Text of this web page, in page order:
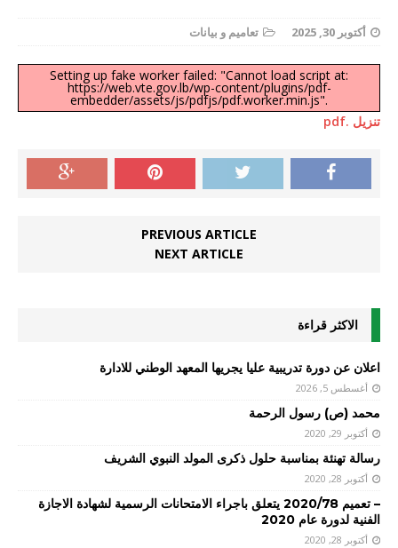
أكتوبر 30, 2025 تعاميم و بيانات
Setting up fake worker failed: "Cannot load script at:
https://web.vte.gov.lb/wp-content/plugins/pdf-
embedder/assets/js/pdfjs/pdf.worker.min.js".
تنزيل .pdf
PREVIOUS ARTICLE
NEXT ARTICLE
الاكثر قراءة
اعلان عن دورة تدريبية عليا يجريها المعهد الوطني للادارة
أغسطس 5, 2026
محمد (ص) رسول الرحمة
أكتوبر 29, 2020
رسالة تهنئة بمناسبة حلول ذكرى المولد النبوي الشريف
أكتوبر 28, 2020
– تعميم 2020/78 يتعلق باجراء الامتحانات الرسمية لشهادة الاجازة
الفنية لدورة عام 2020
أكتوبر 28, 2020